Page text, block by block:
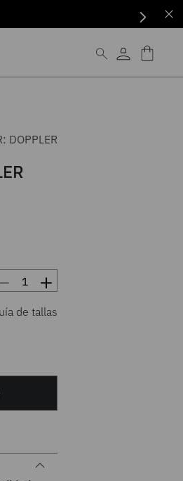
DOPPLER
＋
－
de tallas